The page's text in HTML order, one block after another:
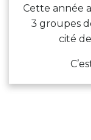
Cette année
3 groupes
cité